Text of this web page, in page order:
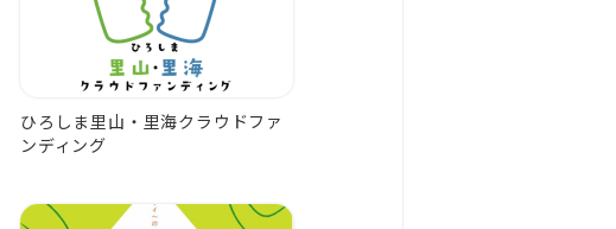
ひろしま里山・里海クラウドファ
ンディング